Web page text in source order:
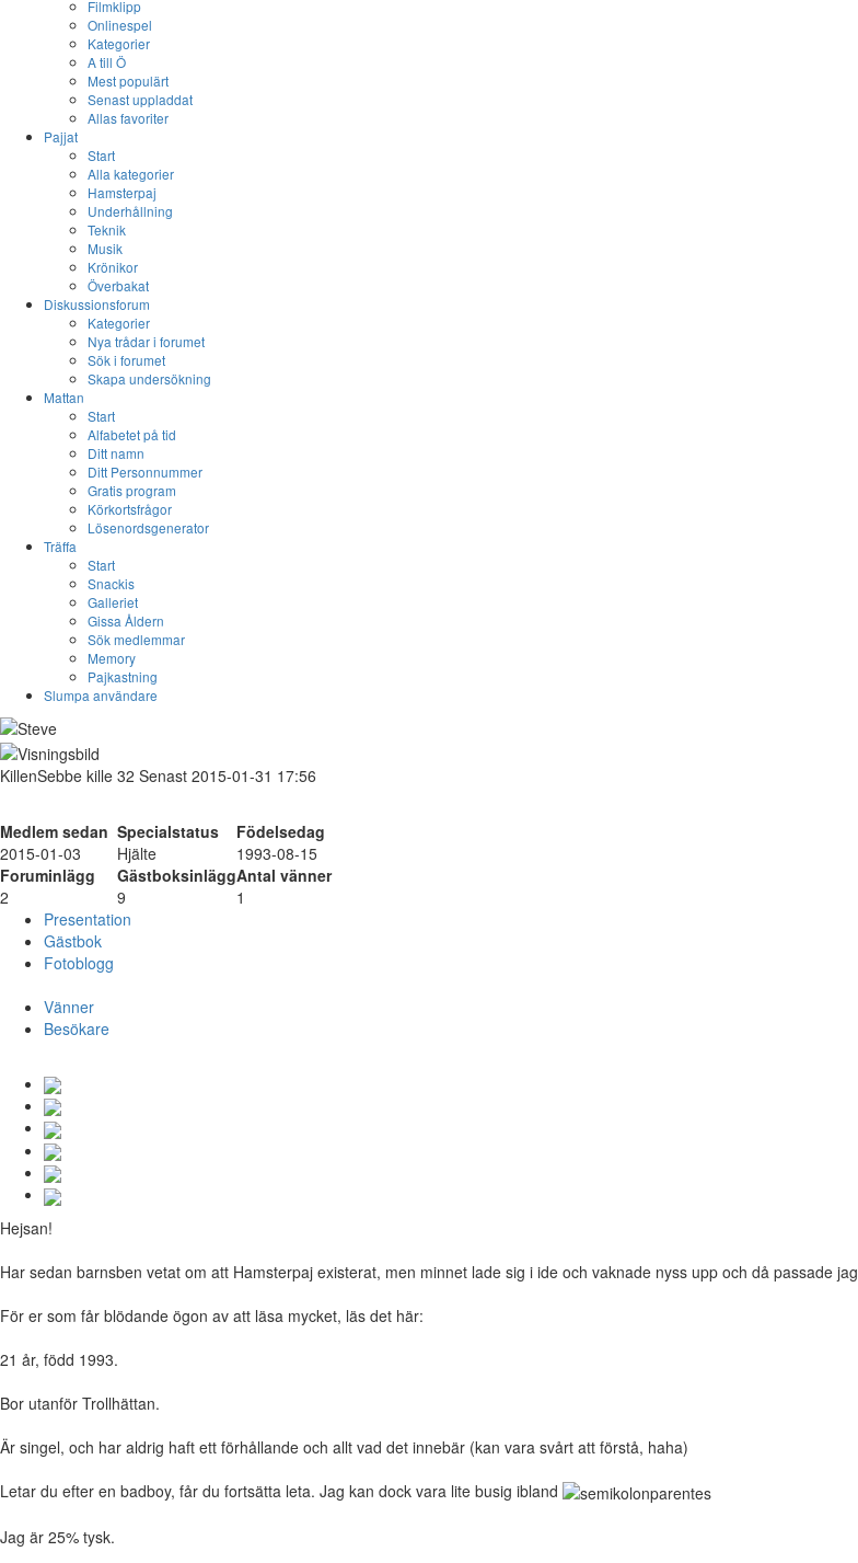
Filmklipp
Onlinespel
Kategorier
A till Ö
Mest populärt
Senast uppladdat
Allas favoriter
Pajjat
Start
Alla kategorier
Hamsterpaj
Underhållning
Teknik
Musik
Krönikor
Överbakat
Diskussionsforum
Kategorier
Nya trådar i forumet
Sök i forumet
Skapa undersökning
Mattan
Start
Alfabetet på tid
Ditt namn
Ditt Personnummer
Gratis program
Körkortsfrågor
Lösenordsgenerator
Träffa
Start
Snackis
Galleriet
Gissa Åldern
Sök medlemmar
Memory
Pajkastning
Slumpa användare
KillenSebbe kille 32 Senast 2015-01-31 17:56
Medlem sedan Specialstatus
Födelsedag
2015-01-03
Hjälte
1993-08-15
Foruminlägg
GästboksinläggAntal vänner
2
9
1
Presentation
Gästbok
Fotoblogg
Vänner
Besökare
Hejsan!
Har sedan barnsben vetat om att Hamsterpaj existerat, men minnet lade sig i ide och vaknade nyss upp och då passade
För er som får blödande ögon av att läsa mycket, läs det här:
21 år, född 1993.
Bor utanför Trollhättan.
Är singel, och har aldrig haft ett förhållande och allt vad det innebär (kan vara svårt att förstå, haha)
Letar du efter en badboy, får du fortsätta leta. Jag kan dock vara lite busig ibland
Jag är 25% tysk.